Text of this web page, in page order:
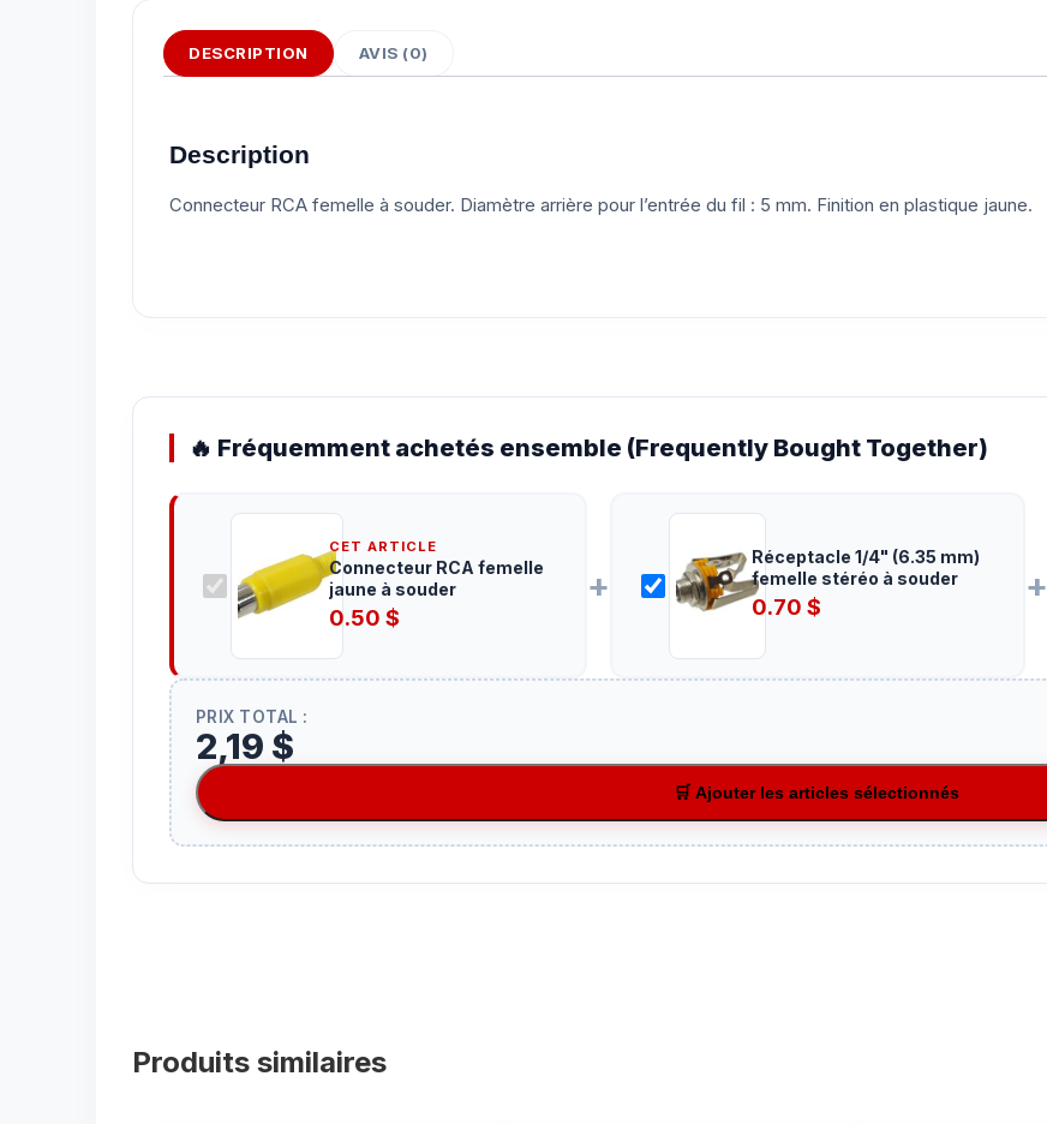
DESCRIPTION AVIS (0)
Description
Connecteur RCA femelle à souder. Diamètre arrière pour l’entrée du fil : 5 mm. Finition en plastique jaune.
🔥 Fréquemment achetés ensemble (Frequently Bought Together)
CET ARTICLE
Connecteur RCA femelle
jaune à souder
0.50$
+
Réceptacle 1/4" (6.35 mm)
femelle stéréo à souder
0.70 $
+
PRIX TOTAL :
2,19 $
🛒 Ajouter les articles sélectionnés
Produits similaires